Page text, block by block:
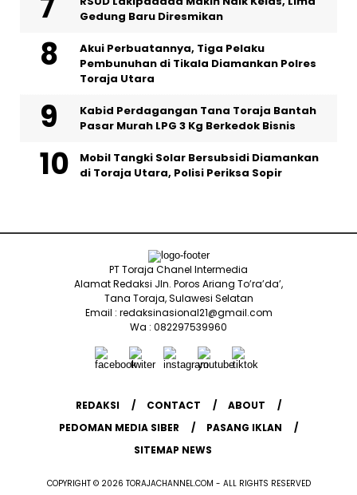
Gedung Baru Diresmikan
Akui Perbuatannya, Tiga Pelaku
Pembunuhan di Tikala Diamankan Polres
Toraja Utara
Kabid Perdagangan Tana Toraja Bantah
Pasar Murah LPG 3 Kg Berkedok Bisnis
Mobil Tangki Solar Bersubsidi Diamankan
di Toraja Utara, Polisi Periksa Sopir
PT Toraja Chanel Intermedia
Alamat Redaksi Jln. Poros Ariang To’ra’da’,
Tana Toraja, Sulawesi Selatan
Email : redaksinasional21@gmail.com
Wa : 082297539960
REDAKSI CONTACT
ABOUT
PEDOMAN MEDIA SIBER
PASANG IKLAN
SITEMAP NEWS
COPYRIGHT © 2026 TORAJACHANNEL.COM - ALL RIGHTS RESERVED